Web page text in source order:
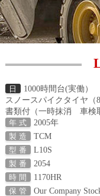
日
1000時間台(実働）
スノースパイクタイヤ（8
書類付（一時抹消 車検
年 式 2005年
製 造 TCM
型 番 L10S
製 番 2054
時 間 1170HR
保 管 Our Company